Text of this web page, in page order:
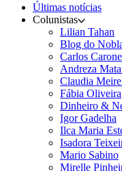
Últimas notícias
Colunistas
Lilian Tahan
Blog do
Carlos Carone
Andreza
Claudia
Fábia Oliveira
Dinheiro &
Igor Gadelha
Ilca Maria
Isadora
Mario Sabino
Mirelle